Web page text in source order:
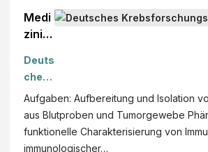
Medi
zinis
Tech
nisch
e:n
Assis
tent:i
Deuts
ches
Krebs
forsc
hung
szent
Aufgaben: Aufbereitung und Isolation
aus Blutproben und Tumorgewebe
funktionelle Charakterisierung von
immunologischer…